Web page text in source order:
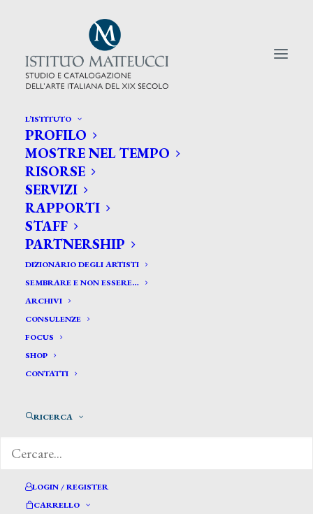
L’ISTITUTO
PROFILO
MOSTRE NEL TEMPO
RISORSE
SERVIZI
RAPPORTI
STAFF
PARTNERSHIP
DIZIONARIO DEGLI ARTISTI
SEMBRARE E NON ESSERE…
ARCHIVI
CONSULENZE
FOCUS
SHOP
CONTATTI
RICERCA
LOGIN / REGISTER
CARRELLO
CERCA TRA GLI ARTISTI:
Search
for:
Vanseverdonk Francis